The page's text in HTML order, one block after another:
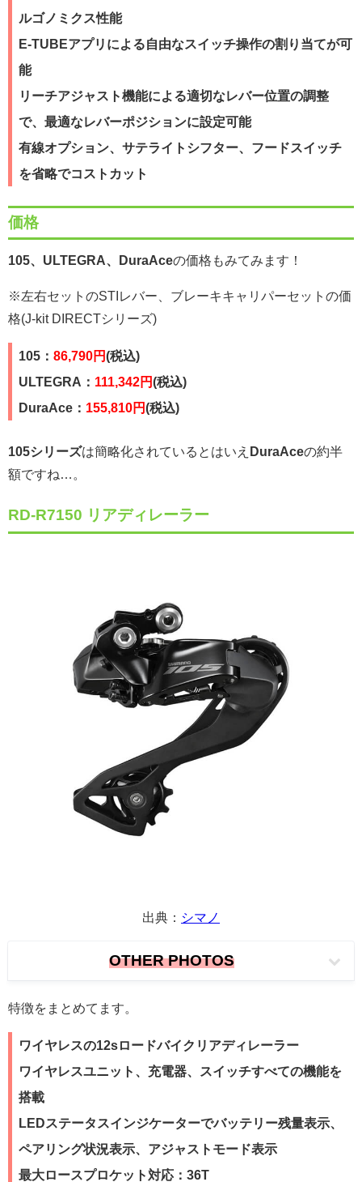
ルゴノミクス性能
E-TUBEアプリによる自由なスイッチ操作の割り当てが可
能
リーチアジャスト機能による適切なレバー位置の調整
で、最適なレバーポジションに設定可能
有線オプション、サテライトシフター、フードスイッチ
を省略でコストカット
価格
105、ULTEGRA、DuraAceの価格もみてみます！
※左右セットのSTIレバー、ブレーキキャリパーセットの価
格(J-kit DIRECTシリーズ)
105： 86,790円(税込)
ULTEGRA： 111,342円(税込)
DuraAce： 155,810円(税込)
105シリーズは簡略化されているとはいえ DuraAceの約半
額ですね…。
RD-R7150 リアディレーラー
出典： シマノ
OTHER PHOTOS
特徴をまとめてます。
ワイヤレスの12sロードバイクリアディレーラー
ワイヤレスユニット、充電器、スイッチすべての機能を
搭載
LEDステータスインジケーターでバッテリー残量表示、
ペアリング状況表示、アジャストモード表示
最大ロースプロケット対応：36T